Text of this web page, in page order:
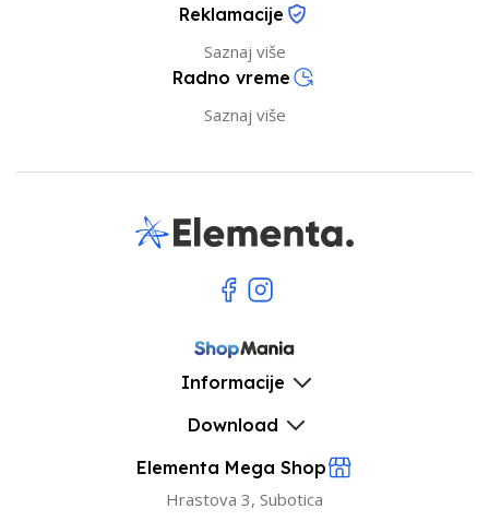
Reklamacije
Saznaj više
Radno vreme
Saznaj više
Informacije
Download
Elementa Mega Shop
Hrastova 3, Subotica